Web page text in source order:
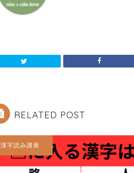
RELATED POST
漢字読み講座